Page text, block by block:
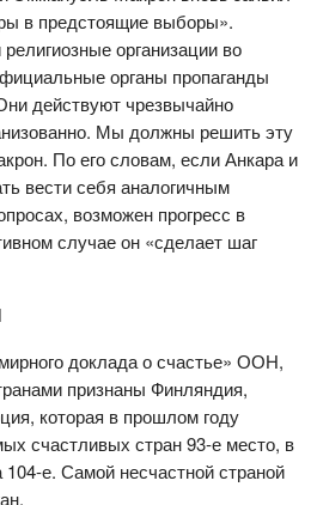
в предстоящие выборы».
организации во
органы пропаганды
действуют чрезвычайно
Мы должны решить эту
По его словам, если Анкара и
вести себя аналогичным
возможен прогресс в
случае он «сделает шаг
доклада о счастье» ООН,
признаны Финляндия,
которая в прошлом году
счастливых стран 93-е место, в
104-е. Самой несчастной страной